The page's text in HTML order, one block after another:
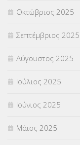
ΥΠΟΤΡΟΦΙΕΣ(28)
ΦΥΣΙΚΗ ΑΓΩΓΗ(692)
Χωρίς κατηγορία
Οκτώβριος 2025
Σεπτέμβριος 2025
Αύγουστος 2025
Ιούλιος 2025
Ιούνιος 2025
Μάιος 2025